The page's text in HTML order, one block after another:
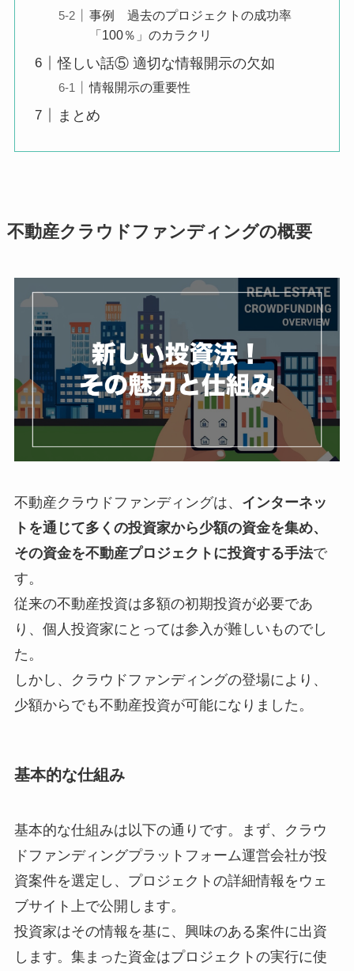
事例 過去のプロジェクトの成功率
「100％」のカラクリ
怪しい話⑤ 適切な情報開示の欠如
情報開示の重要性
まとめ
不動産クラウドファンディングの概要
不動産クラウドファンディングは、 インターネッ
トを通じて多くの投資家から少額の資金を集め、
その資金を不動産プロジェクトに投資する手法で
す。
従来の不動産投資は多額の初期投資が必要であ
り、個人投資家にとっては参入が難しいものでし
た。
しかし、クラウドファンディングの登場により、
少額からでも不動産投資が可能になりました。
基本的な仕組み
基本的な仕組みは以下の通りです。まず、クラウ
ドファンディングプラットフォーム運営会社が投
資案件を選定し、プロジェクトの詳細情報をウェ
ブサイト上で公開します。
投資家はその情報を基に、興味のある案件に出資
します。集まった資金はプロジェクトの実行に使